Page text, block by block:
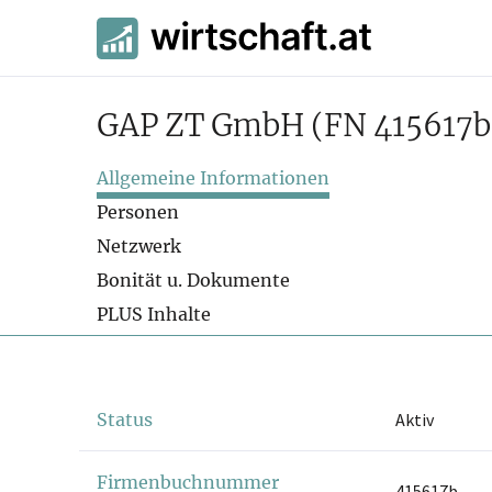
GAP ZT GmbH (FN
Allgemeine Informationen
Personen
Netzwerk
Bonität u. Dokumente
PLUS Inhalte
Status Aktiv
Firmenbuchnummer